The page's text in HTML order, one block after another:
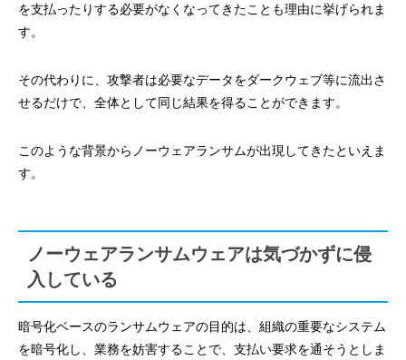
を支払ったりする必要がなくなってきたことも理由に挙げられま
す。
その代わりに、攻撃者は必要なデータをダークウェブ等に流出さ
せるだけで、全体として同じ結果を得ることができます。
このような背景からノーウェアランサムが出現してきたといえま
す。
ノーウェアランサムウェアは気づかずに侵
入している
暗号化ベースのランサムウェアの目的は、組織の重要なシステム
を暗号化し、業務を妨害することで、支払い要求を通そうとしま